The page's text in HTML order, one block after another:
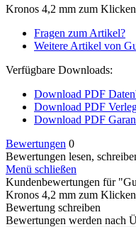
Kronos 4,2 mm zum
Fragen zum Artikel?
Weitere Artikel von
Verfügbare Downloads:
Download PDF
Download PDF
Download PDF
Bewertungen 0
Bewertungen lesen,
Menü schließen
Kundenbewertungen für
Kronos 4,2 mm zum
Bewertung schreiben
Bewertungen werden nach